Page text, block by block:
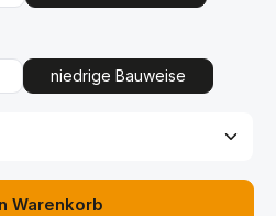
niedrige Bauweise
gewünschten Wert ein
Warenkorb